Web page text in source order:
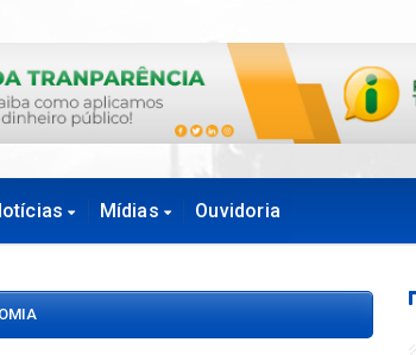
Mídias Ouvidoria